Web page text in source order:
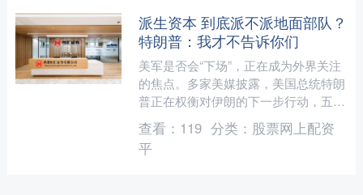
派生资本 到底派不派地面部队？
特朗普：我才不告诉你们
美军是否会“下场”，正在成为外界关注
的焦点。多家美媒披露，美国总统特朗
普正在权衡对伊朗的下一步行动，五角
大楼已提交一系列具体预案，为潜在的
地面行动做好准备。 据....
查看： 119 分类： 股票网上配资
平